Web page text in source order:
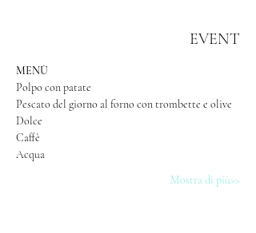
EVENT
MENÙ
Polpo con patate
Pescato del giorno al forno con trombette e olive
Dolce
Caffè
Acqua
Mostra di più>>